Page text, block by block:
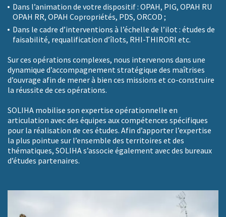
Dans l’animation de votre dispositif : OPAH, PIG, OPAH RU
OPAH RR, OPAH Copropriétés, PDS, ORCOD ;
Dans le cadre d’interventions à l’échelle de l’ilot : études de
faisabilité, requalification d’îlots, RHI-THIRORI etc.
Sur ces opérations complexes, nous intervenons dans une
dynamique d’accompagnement stratégique des maîtrises
d’ouvrage afin de mener à bien ces missions et co-construire
la réussite de ces opérations.
SOLIHA mobilise son expertise opérationnelle en
articulation avec des équipes aux compétences spécifiques
pour la réalisation de ces études. Afin d’apporter l’expertise
la plus pointue sur l’ensemble des territoires et des
thématiques, SOLIHA s’associe également avec des bureaux
d’études partenaires.